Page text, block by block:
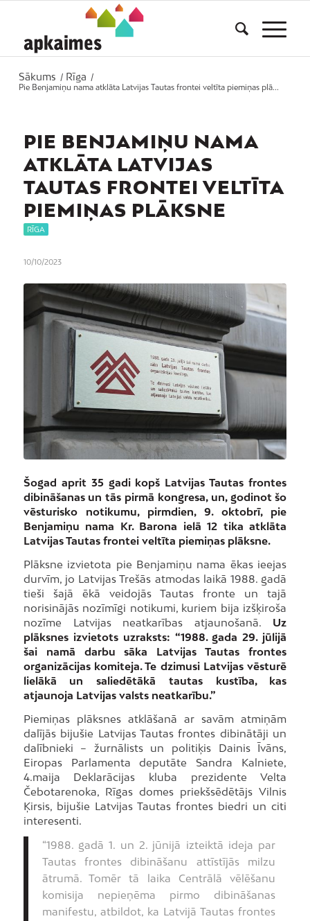
Sākums / Rīga
/
Pie Benjamiņu nama atklāta Latvijas Tautas frontei veltīta piemiņas plā...
PIE BENJAMIŅU NAMA
ATKLĀTA LATVIJAS
TAUTAS FRONTEI VELTĪTA
PIEMIŅAS PLĀKSNE
RĪGA
10/10/2023
Šogad aprit 35 gadi kopš Latvijas Tautas frontes
dibināšanas un tās pirmā kongresa, un, godinot šo
vēsturisko notikumu, pirmdien, 9. oktobrī, pie
Benjamiņu nama Kr. Barona ielā 12 tika atklāta
Latvijas Tautas frontei veltīta piemiņas plāksne.
Plāksne izvietota pie Benjamiņu nama ēkas ieejas
durvīm, jo Latvijas Trešās atmodas laikā 1988. gadā
tieši šajā ēkā veidojās Tautas fronte un tajā
norisinājās nozīmīgi notikumi, kuriem bija izšķiroša
nozīme Latvijas neatkarības atjaunošanā. Uz
plāksnes izvietots uzraksts: “1988. gada 29. jūlijā
šai namā darbu sāka Latvijas Tautas frontes
organizācijas komiteja. Te dzimusi Latvijas vēsturē
lielākā un saliedētākā tautas kustība, kas
atjaunoja Latvijas valsts neatkarību.”
Piemiņas plāksnes atklāšanā ar savām atmiņām
dalījās bijušie Latvijas Tautas frontes dibinātāji un
dalībnieki – žurnālists un politiķis Dainis Īvāns,
Eiropas Parlamenta deputāte Sandra Kalniete,
4.maija Deklarācijas kluba prezidente Velta
Čebotarenoka, Rīgas domes priekšsēdētājs Vilnis
Ķirsis, bijušie Latvijas Tautas frontes biedri un citi
interesenti.
“1988. gadā 1. un 2. jūnijā izteiktā ideja par
Tautas frontes dibināšanu attīstījās milzu
ātrumā. Tomēr tā laika Centrālā vēlēšanu
komisija nepieņēma pirmo dibināšanas
manifestu, atbildot, ka Latvijā Tautas frontes